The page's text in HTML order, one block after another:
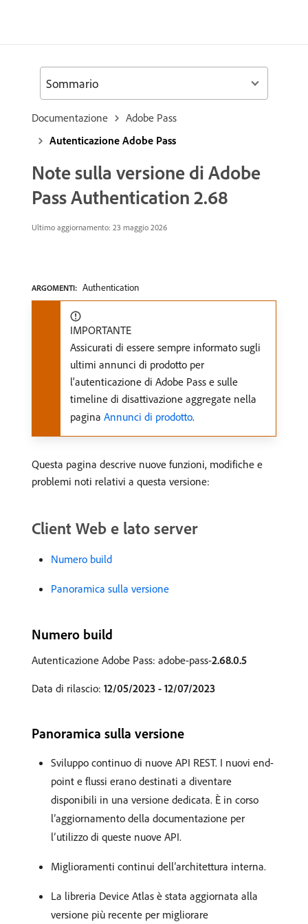
Documentazione
Adobe Pass
Autenticazione Adobe Pass
Note sulla versione di Adobe
Pass Authentication 2.68
Ultimo aggiornamento: 23 maggio 2026
ARGOMENTI: Authentication
IMPORTANTE
Assicurati di essere sempre informato sugli
ultimi annunci di prodotto per
l'autenticazione di Adobe Pass e sulle
timeline di disattivazione aggregate nella
pagina Annunci di prodotto.
Questa pagina descrive nuove funzioni, modifiche e
problemi noti relativi a questa versione:
Client Web e lato server
Numero build
Panoramica sulla versione
Numero build
Autenticazione Adobe Pass: adobe-pass-2.68.0.5
Data di rilascio: 12/05/2023 - 12/07/2023
Panoramica sulla versione
Sviluppo continuo di nuove API REST. I nuovi end-
point e flussi erano destinati a diventare
disponibili in una versione dedicata. È in corso
l’aggiornamento della documentazione per
l’utilizzo di queste nuove API.
Miglioramenti continui dell’architettura interna.
La libreria Device Atlas è stata aggiornata alla
versione più recente per migliorare
Sommario